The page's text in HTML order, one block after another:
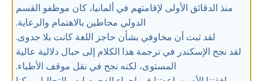
منذ الدقائق الأولى لإقامتهم في ألمانيا، كان موظفو القسم
الدولي محاطين بالاهتمام والرعاية.
لقد ثبت أن مخاوفي بشأن حاجز اللغة كانت بلا جدوى.
لقد نجح الإسكندر في ترجمة هذا الكلام إلى حبال دلالية عالية
المستوى، لكنه نجح في نقل موقف الأطباء.